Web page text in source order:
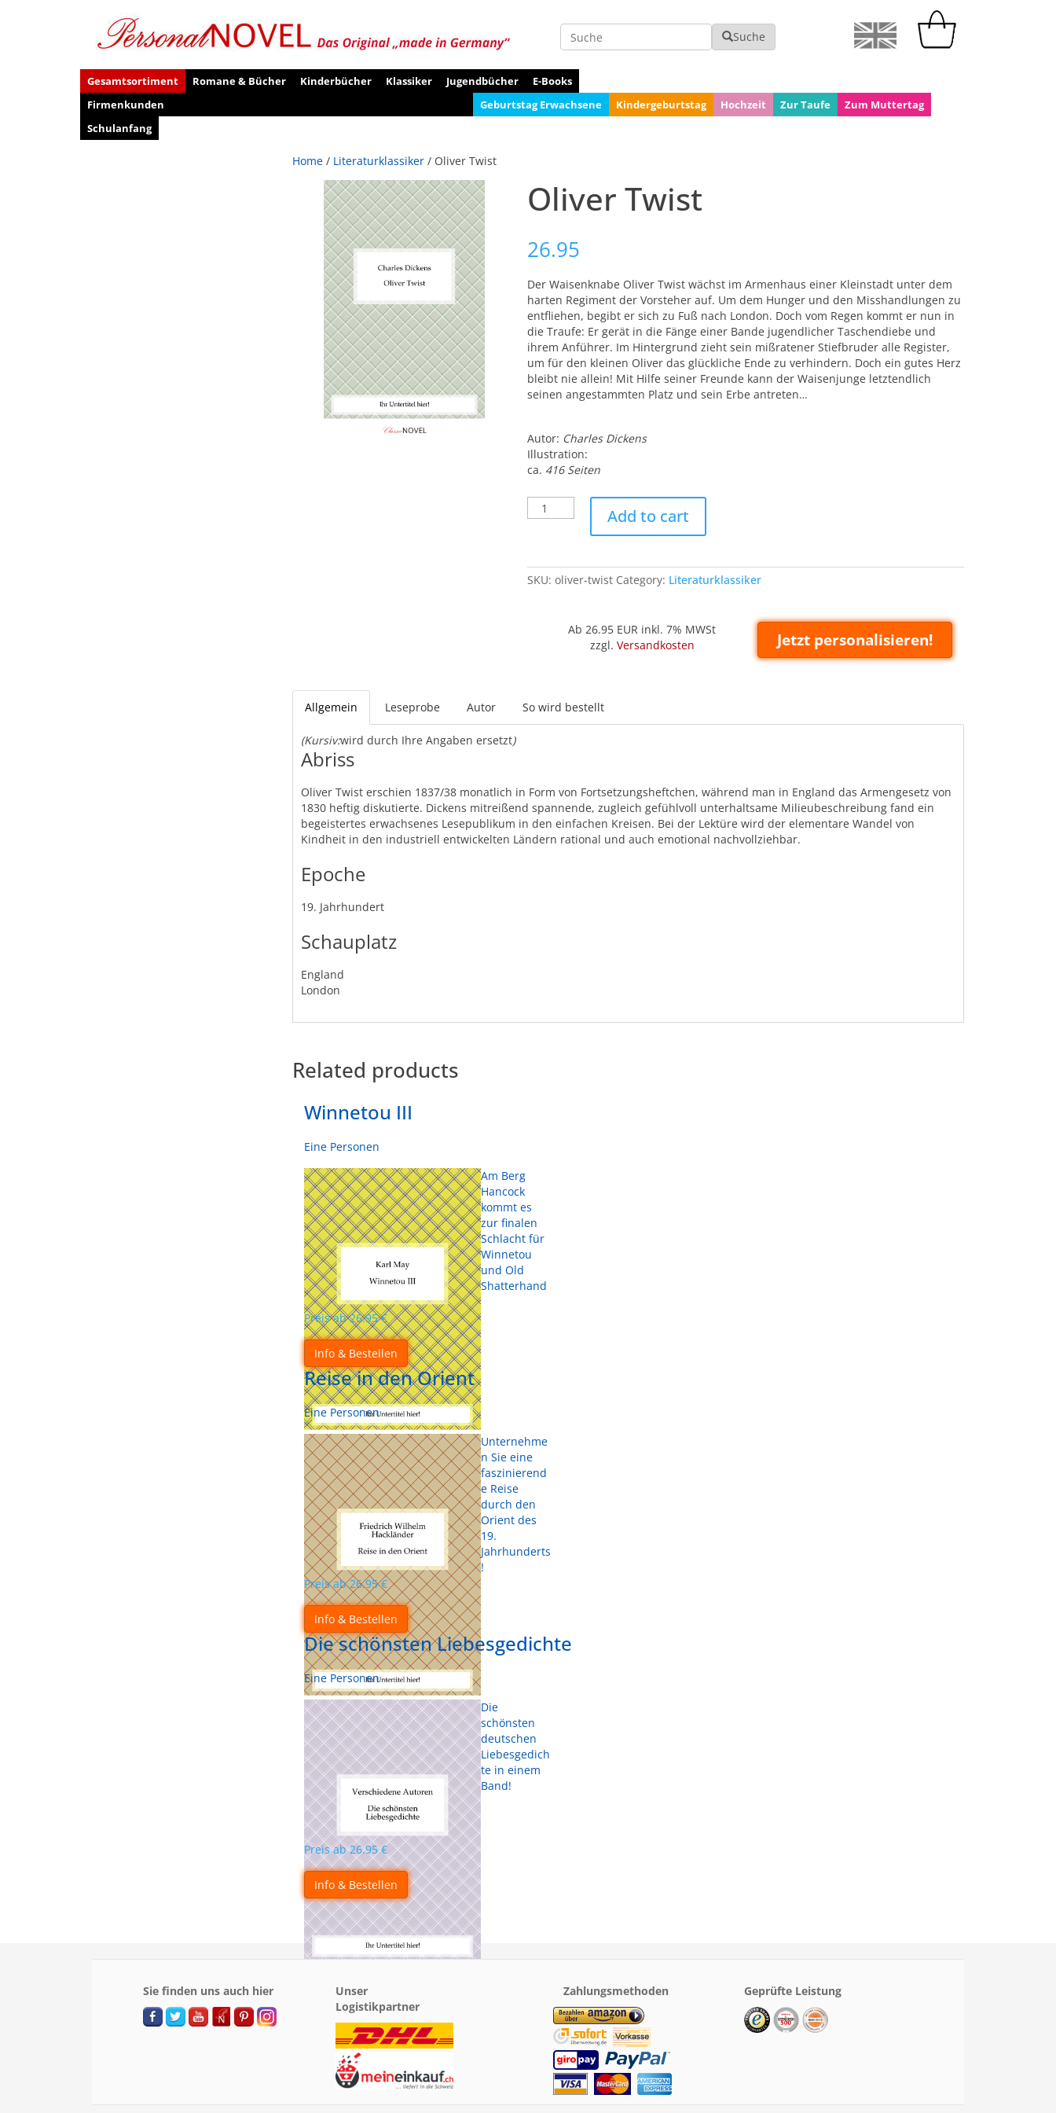
Suche Suche
Gesamtsortiment Romane & Bücher Kinderbücher Klassiker Jugendbücher
E-Books
Firmenkunden
Geburtstag Erwachsene Kindergeburtstag Hochzeit Zur Taufe
Zum Muttertag
Schulanfang
Home / Literaturklassiker / Oliver Twist
Oliver Twist
26.95
Der Waisenknabe Oliver Twist wächst im Armenhaus einer Kleinstadt unter dem
harten Regiment der Vorsteher auf. Um dem Hunger und den Misshandlungen zu
entfliehen, begibt er sich zu Fuß nach London. Doch vom Regen kommt er nun in
die Traufe: Er gerät in die Fänge einer Bande jugendlicher Taschendiebe und
ihrem Anführer. Im Hintergrund zieht sein mißratener Stiefbruder alle Register,
um für den kleinen Oliver das glückliche Ende zu verhindern. Doch ein gutes Herz
bleibt nie allein! Mit Hilfe seiner Freunde kann der Waisenjunge letztendlich
seinen angestammten Platz und sein Erbe antreten…
Autor: Charles Dickens
Illustration:
ca. 416 Seiten
Oliver
Twist
Add to cart
SKU: oliver-twist Category: Literaturklassiker
Ab 26.95 EUR inkl. 7% MWSt
zzgl. Versandkosten Jetzt personalisieren!
Allgemein Leseprobe Autor So wird bestellt
(Kursiv:wird durch Ihre Angaben ersetzt)
Abriss
Oliver Twist erschien 1837/38 monatlich in Form von Fortsetzungsheftchen, während man in England das Armengesetz von
1830 heftig diskutierte. Dickens mitreißend spannende, zugleich gefühlvoll unterhaltsame Milieubeschreibung fand ein
begeistertes erwachsenes Lesepublikum in den einfachen Kreisen. Bei der Lektüre wird der elementare Wandel von
Kindheit in den industriell entwickelten Ländern rational und auch emotional nachvollziehbar.
Epoche
19. Jahrhundert
Schauplatz
England
London
Related products
Winnetou III
Eine Personen
Am Berg
Hancock
kommt es
zur finalen
Schlacht für
Winnetou
und Old
Shatterhand
Preis ab26.95 €
Info & Bestellen
Reise in den Orient
Eine Personen
Unternehme
n Sie eine
faszinierend
e Reise
durch den
Orient des
19.
Jahrhunderts
!
Preis ab26.95 €
Info & Bestellen
Die schönsten Liebesgedichte
Eine Personen
Die
schönsten
deutschen
Liebesgedich
te in einem
Band!
Preis ab26.95 €
Info & Bestellen
Sie finden uns auch hier
Unser
Logistikpartner
Zahlungsmethoden Geprüfte Leistung